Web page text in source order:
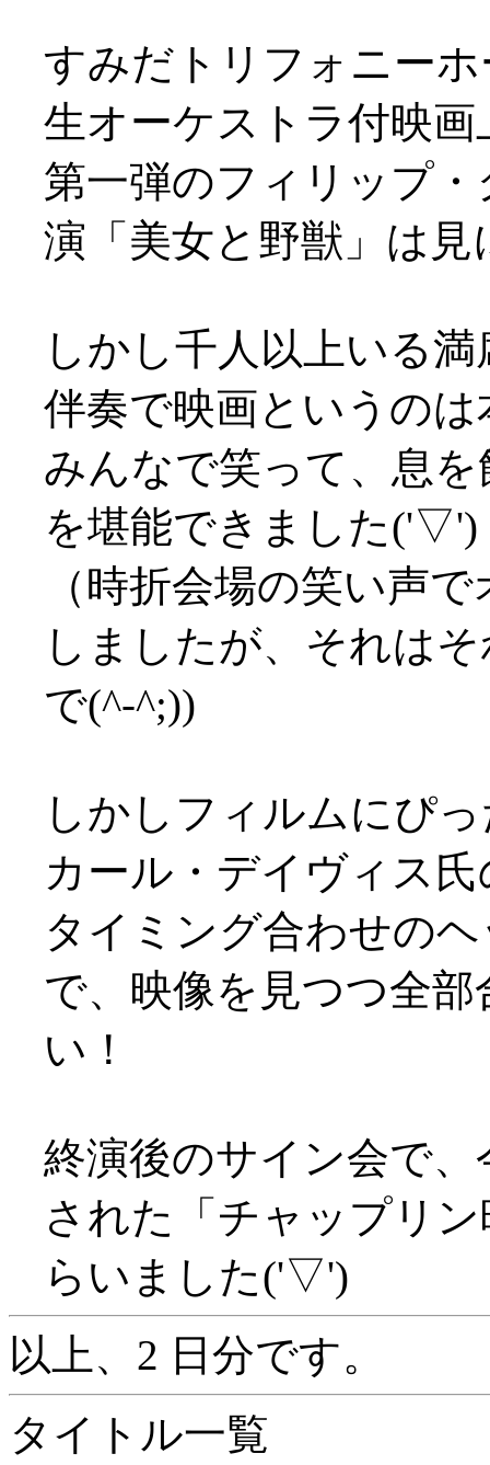
すみだトリフォニー
生オーケストラ付映
第一弾のフィリップ
演「美女と野獣」は
しかし千人以上いる
伴奏で映画というの
みんなで笑って、息
を堪能できました('▽')
（時折会場の笑い声
しましたが、それは
で(^-^;))
しかしフィルムにぴ
カール・デイヴィス
タイミング合わせの
で、映像を見つつ全
い！
終演後のサイン会で
された「チャップリ
らいました('▽')
以上、2 日分です。
タイトル一覧